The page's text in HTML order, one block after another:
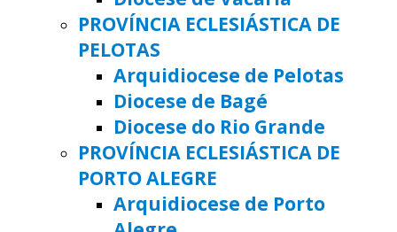
PROVÍNCIA ECLESIÁSTICA DE
PELOTAS
Arquidiocese de Pelotas
Diocese de Bagé
Diocese do Rio Grande
PROVÍNCIA ECLESIÁSTICA DE
PORTO ALEGRE
Arquidiocese de Porto